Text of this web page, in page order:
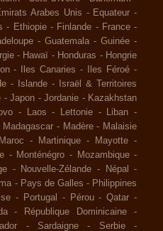
Arabes Unis - Equateur -
- Ethiopie - Finlande - France -
- Guatemala - Guinée -
- Hawaï - Honduras - Hongrie
- Iles Canaries - Iles Féroé -
- Islande -
Israël & Territoires
- Japon - Jordanie - Kazakhstan
- Laos - Lettonie - Liban -
Madagascar - Madère - Malaisie
Maroc - Martinique - Mayotte -
- Monténégro - Mozambique -
- Nouvelle-Zélande - Népal
-
- Pays de Galles - Philippines
- Portugal - Pérou -Qatar -
- République Dominicaine
-
- Sardaigne - Serbie -